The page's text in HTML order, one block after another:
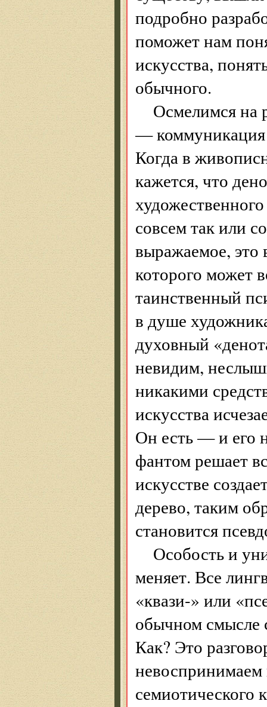
подробно
поможет нам
искусства,
обычного.
Осмелимся на
— коммуникация
Когда в
кажется, что
совсем так или
выражаемое, это
которого может
таинственный
в душе
духовный
невидим,
никакими
искусства
Он есть — и его
фантом решает
искусстве
дерево, таким
становится
Особость и
меняет. Все
«квази-» или
обычном смысле
Как? Это
невоспринимаем
семиотического